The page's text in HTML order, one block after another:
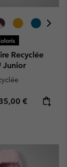
Recyclée
Junior
price: price:
€